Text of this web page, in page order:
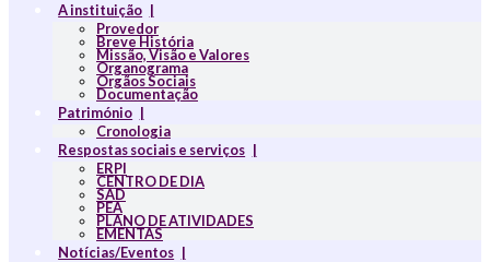
A instituição
Provedor
Breve História
Missão, Visão e Valores
Organograma
Orgãos Sociais
Documentação
Património
Cronologia
Respostas sociais e serviços
ERPI
CENTRO DE DIA
SAD
PEA
PLANO DE ATIVIDADES
EMENTAS
Notícias/Eventos